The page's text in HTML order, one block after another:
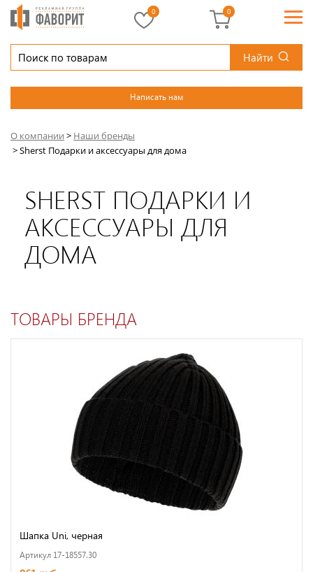
Найти
Написать нам
0 0
О компании > Наши бренды
>Sherst Подарки и аксессуары для дома
SHERST ПОДАРКИ И
АКСЕССУАРЫ ДЛЯ
ДОМА
ТОВАРЫ БРЕНДА
Шапка Uni, черная
Артикул 17-18557.30